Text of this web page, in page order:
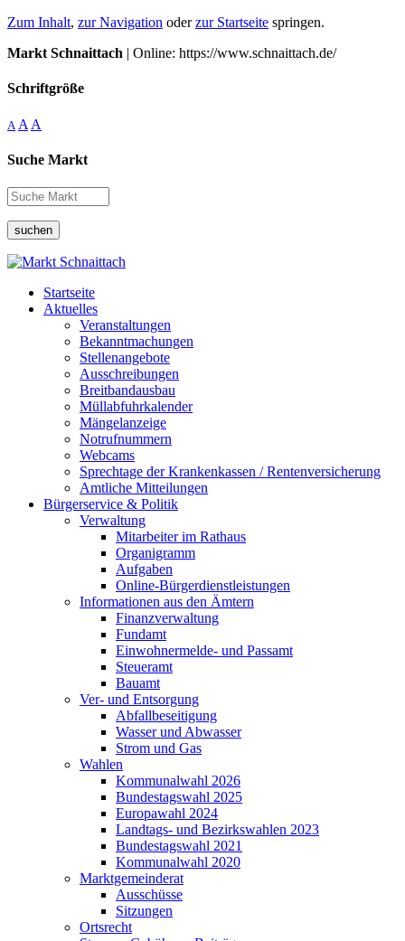
Zum Inhalt, zur Navigation oderzur Startseite springen.
Markt Schnaittach | Online: https://www.schnaittach.de/
Schriftgröße
A A A
Suche Markt
suchen
Startseite
Aktuelles
Veranstaltungen
Bekanntmachungen
Stellenangebote
Ausschreibungen
Breitbandausbau
Müllabfuhrkalender
Mängelanzeige
Notrufnummern
Webcams
Sprechtage der Krankenkassen / Rentenversicherung
Amtliche Mitteilungen
Bürgerservice & Politik
Verwaltung
Mitarbeiter im Rathaus
Organigramm
Aufgaben
Online-Bürgerdienstleistungen
Informationen aus den Ämtern
Finanzverwaltung
Fundamt
Einwohnermelde- und Passamt
Steueramt
Bauamt
Ver- und Entsorgung
Abfallbeseitigung
Wasser und Abwasser
Strom und Gas
Wahlen
Kommunalwahl 2026
Bundestagswahl 2025
Europawahl 2024
Landtags- und Bezirkswahlen 2023
Bundestagswahl 2021
Kommunalwahl 2020
Marktgemeinderat
Ausschüsse
Sitzungen
Ortsrecht